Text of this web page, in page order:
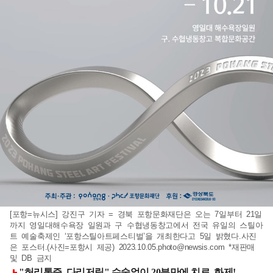
[포항=뉴시스] 강진구 기자 = 경북 포항문화재단은 오는 7일부터 21일
까지 영일대해수욕장 일원과 구 수협냉동창고에서 전국 유일의 스틸아
트 예술축제인 ‘포항스틸아트페스티벌’을 개최한다고 5일 밝혔다.사진
은 포스터.(사진=포항시 제공) 2023.10.05.photo@newsis.com *재판매
및 DB 금지